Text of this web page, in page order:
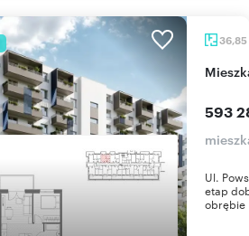
36,85
593
Ul.
etap
obrębie